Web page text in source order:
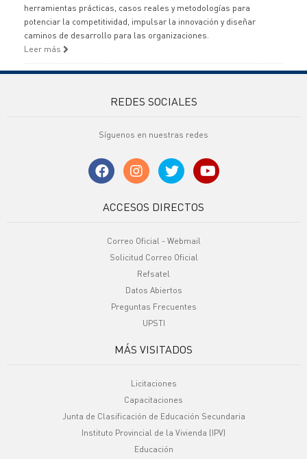
herramientas prácticas, casos reales y metodologías para
potenciar la competitividad, impulsar la innovación y diseñar
caminos de desarrollo para las organizaciones.
Leer más
REDES SOCIALES
Síguenos en nuestras redes
ACCESOS DIRECTOS
Correo Oficial - Webmail
Solicitud Correo Oficial
Refsatel
Datos Abiertos
Preguntas Frecuentes
UPSTI
MÁS VISITADOS
Licitaciones
Capacitaciones
Junta de Clasificación de Educación Secundaria
Instituto Provincial de la Vivienda (IPV)
Educación